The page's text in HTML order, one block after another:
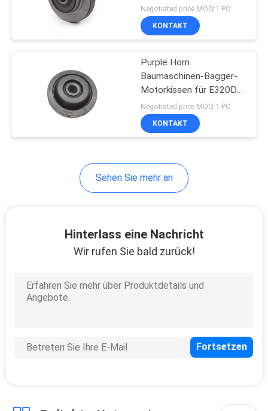
Bagger Electrical
Parts
Regler-Bagger
Bewegungsbagger
E320B E320C
Negotiated price MOQ:1 PC
KONTAKT
Purple Horn
Baumaschinen-Bagger-
Motorkissen für E320D
3066-Motorhalterung
Negotiated price MOQ:1 PC
KONTAKT
Sehen Sie mehr an
Hinterlass eine Nachricht
Wir rufen Sie bald zurück!